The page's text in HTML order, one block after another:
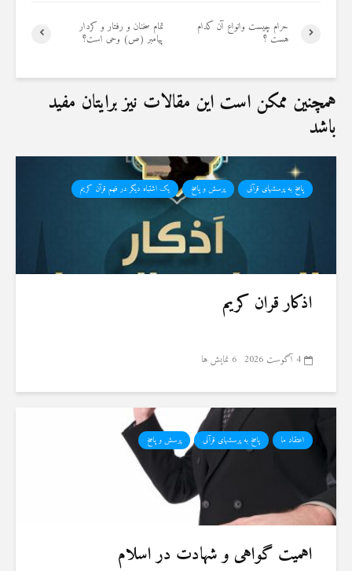
تمام سخنان و رفتار و کردار
پیامبر (ص) وحی است؟
حرام چیست وانواع آن کدام
هست ؟
همچنین ممکن است این مقالات نیز برایتان مفید
باشد
پاسخ به پرسشهای قرآنی پرسش و پاسخ یک اشتباه دیگر در فهم قرآن کریم
اذکار قران کریم
4 آگوست 2026 6 نمایش ها
اعتقاد ما پاسخ به پرسشهای قرآنی پرسش و پاسخ
اهمیت گواهی و شهادت در اسلام